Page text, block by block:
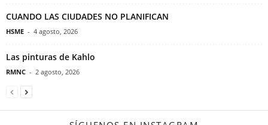
CUANDO LAS CIUDADES NO PLANIFICAN
HSME - 4 agosto, 2026
Las pinturas de Kahlo
RMNC - 2 agosto, 2026